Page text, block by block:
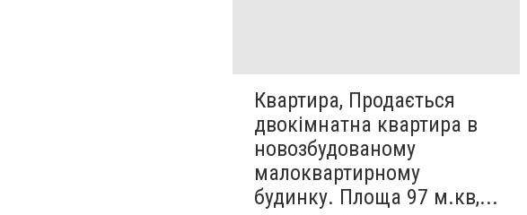
Квартира, Продається
двокімнатна квартира в
новозбудованому
малоквартирному
будинку. Площа 97 м.кв,...